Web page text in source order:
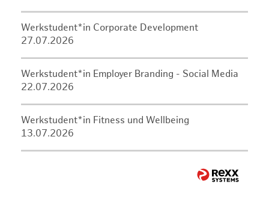
Werkstudent*in Corporate Development
27.07.2026
Werkstudent*in Employer Branding - Social Media
22.07.2026
Werkstudent*in Fitness und Wellbeing
13.07.2026